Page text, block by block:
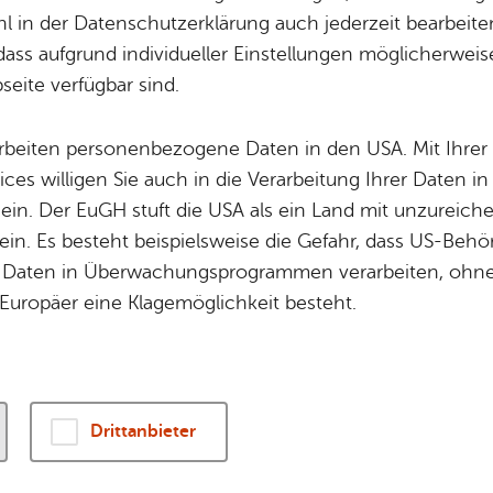
Potz­blitz!
Kin­der­be­treu­ung
Schu­len
Bi­blio­the­ken
Fort- & Wei­ter­bil­dung
Mu­sik­schu­le
Stadt­ar­chiv &
Bo­den­see­bi­blio­thek
Städ­ti­sche
Zep­pe­lin
Ort­schaf­ten
Schiff- und Luftfahrt, Pionier- und Zeitgeist –
die Geschichte der Kulturstadt am See
in der Datenschutzerklärung auch jederzeit
aufgrund individueller Einstellungen
verfügbar sind.
personenbezogene Daten in den USA. Mit
willigen Sie auch in die Verarbeitung Ihrer Daten in
ein. Der EuGH stuft die USA als ein Land mit
Es besteht beispielsweise die Gefahr, dass US-
in Überwachungsprogrammen verarbeiten,
eine Klagemöglichkeit besteht.
Drittanbieter